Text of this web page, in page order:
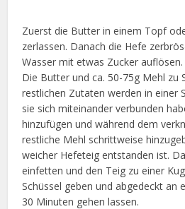
Zuerst die Butter in einem Topf
zerlassen. Danach die Hefe
Wasser mit etwas Zucker auflösen.
Die Butter und ca. 50-75g Mehl zu
restlichen Zutaten werden in einer
sie sich miteinander verbunden
hinzufügen und während dem
restliche Mehl schrittweise
weicher Hefeteig entstanden ist.
einfetten und den Teig zu einer
Schüssel geben und abgedeckt an
30 Minuten gehen lassen.